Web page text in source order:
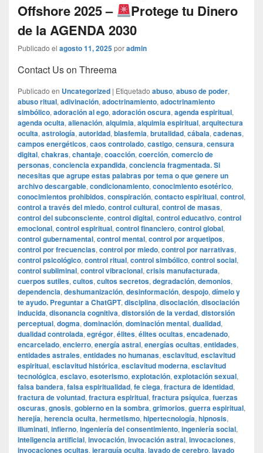
Offshore 2025 –
Protege tu Dinero
de la AGENDA 2030
Publicado el agosto 11, 2025poradmin
Contact Us on Threema
Publicado en Uncategorized | Etiquetado abuso, abuso de poder,
abuso ritual, adivinación, adoctrinamiento, adoctrinamiento
simbólico, adoración al ego, adoración oscura, agenda espiritual,
agenda oculta, alienación, alquimia, alquimia espiritual, arquitectura
oculta, astrología, autoridad, blasfemia, brutalidad, cábala, cadenas,
campos energéticos, caos controlado, castigo, censura, censura
digital, chakras, chantaje, coacción, coerción, comercio de
personas, conciencia expandida, conciencia fragmentada. Si
necesitas que agrupe estas palabras por tema o que genere un
archivo descargable, condicionamiento, conocimiento esotérico,
conocimientos prohibidos, conspiración, contacto espiritual, control,
control a través del miedo, control cultural, control de masas,
control del subconsciente, control digital, control educativo, control
emocional, control espiritual, control financiero, control global,
control gubernamental, control mental, control por arquetipos,
control por frecuencias, control por miedo, control por narrativas,
control psicológico, control ritual, control simbólico, control social,
control subliminal, control vibracional, crisis manufacturada,
cuerpos sutiles, cultos, cultos secretos, degradación, demonios,
dependencia, deshumanización, desinformación, despojo, dímelo y
te ayudo. Preguntar a ChatGPT, disciplina, disociación, disociación
inducida, disonancia cognitiva, distorsión de la verdad, distorsión
perceptual, dogma, dominación, dominación mental, dualidad,
dualidad controlada, egrégor, élites, élites ocultas, encadenado,
encarcelado, encierro, energía astral, energías ocultas, entidades,
entidades astrales, entidades no humanas, esclavitud, esclavitud
espiritual, esclavitud histórica, esclavitud moderna, esclavitud
tecnológica, esclavo, esoterismo, explotación, explotación sexual,
falsa bandera, falsa espiritualidad, fe ciega, fractura de identidad,
fractura de voluntad, fractura espiritual, fractura psíquica, fuerzas
oscuras, gnosis, gobierno en la sombra, grimorios, guerra espiritual,
herejía, herencia oculta, hermetismo, hipertecnología, hipnosis,
illuminati, infierno, ingeniería del consentimiento, ingeniería social,
inteligencia artificial, invocación, invocación astral, invocaciones,
invocaciones ocultas, jerarquía oculta, lavado de cerebro, lavado